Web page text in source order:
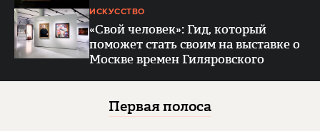
ИСКУССТВО
«Свой человек»: Гид, который
поможет стать своим на выставке о
Москве времен Гиляровского
Первая полоса